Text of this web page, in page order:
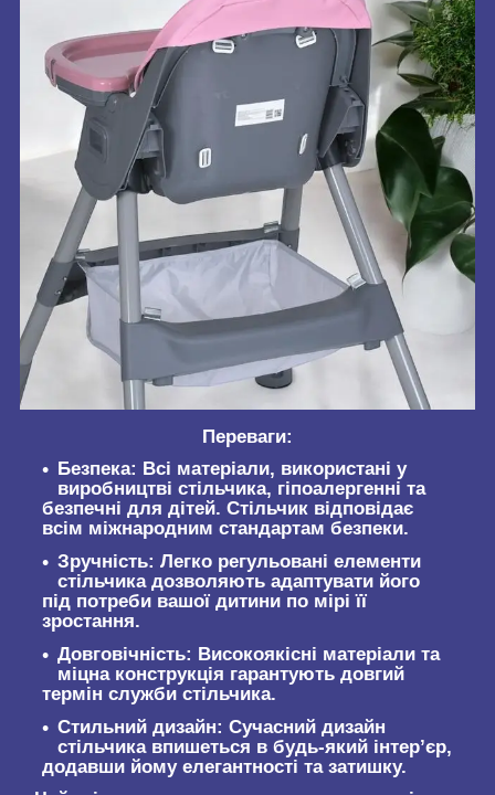
Переваги:
Безпека: Всі матеріали, використані у
виробництві стільчика, гіпоалергенні та
безпечні для дітей. Стільчик відповідає
всім міжнародним стандартам безпеки.
Зручність: Легко регульовані елементи
стільчика дозволяють адаптувати його
під потреби вашої дитини по мірі її
зростання.
Довговічність: Високоякісні матеріали та
міцна конструкція гарантують довгий
термін служби стільчика.
Стильний дизайн: Сучасний дизайн
стільчика впишеться в будь-який інтер’єр,
додавши йому елегантності та затишку.